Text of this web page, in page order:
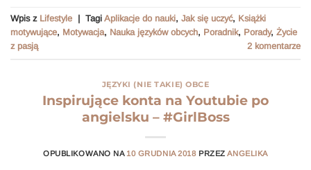
Wpis z Lifestyle | Tagi Aplikacje do nauki, Jak się uczyć, Książki
motywujące, Motywacja, Nauka języków obcych, Poradnik, Porady, Życie
z pasją
2 komentarze
JĘZYKI (NIE TAKIE) OBCE
Inspirujące konta na Youtubie po
angielsku – #GirlBoss
OPUBLIKOWANO NA 10 GRUDNIA 2018 PRZEZANGELIKA